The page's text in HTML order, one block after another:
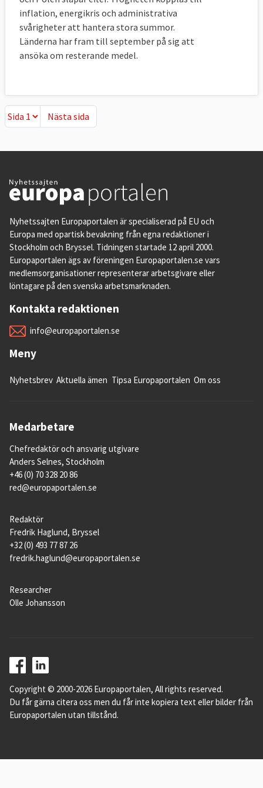
inflation, energikris och administrativa
svårigheter att hantera stora summor.
Länderna har fram till september på sig att
ansöka om resterande medel.
Nästa sida
Nästa sida
Nyhetssajten Europaportalen är specialiserad på EU och
Europa med opartisk bevakning från egna redaktioner i
Stockholm och Bryssel. Tidningen startade 12 april 2000.
Europaportalen ägs av föreningen Europaportalen.se vars
medlemsorganisationer representerar arbetsgivare eller
löntagare på den svenska arbetsmarknaden.
Kontakta redaktionen
info@europaportalen.se
Meny
Nyhetsbrev Aktuella ämen Tipsa Europaportalen Om oss
Medarbetare
Chefredaktör och ansvarig utgivare
Anders Selnes, Stockholm
+46 (0) 70 328 20 86
red@europaportalen.se
Redaktör
Fredrik Haglund, Bryssel
+32 (0) 493 77 87 26
fredrik.haglund@europaportalen.se
Researcher
Olle Johansson
Copyright © 2000-2026 Europaportalen, All rights reserved.
Du får gärna citera oss men du får inte kopiera text eller bilder från
Europaportalen utan tillstånd.